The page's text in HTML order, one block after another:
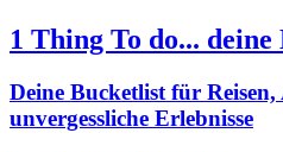
1 Thing To do...
Deine Bucketlist für
unvergessliche Erlebnisse